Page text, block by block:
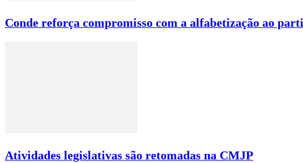
Conde reforça compromisso com a alfabetização ao
Atividades legislativas são retomadas na CMJP